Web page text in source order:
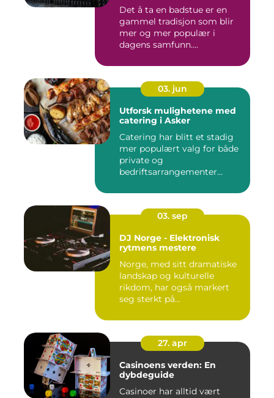
Det å ta en badstue er en
gammel tradisjon som blir
mer og mer populær i
dagens samfunn....
03. jun
Utforsk mulighetene med
catering i Asker
Catering har blitt et stadig
mer populært valg for både
private og
bedriftsarrangementer...
03. sep
DJ Norge - Elektronisk
rytmens mestere
Norge, med sitt dramatiske
landskap og kulturelle
rikdom, har også markert
seg sterkt på...
27. apr
Casinoens verden: En
dybdeguide
Casinoer har alltid vært